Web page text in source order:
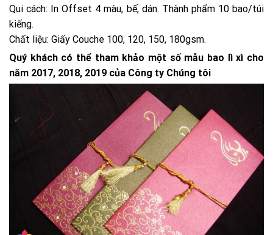
Qui cách: In Offset 4 màu, bế, dán. Thành phẩm 10 bao/túi
kiếng.
Chất liệu: Giấy Couche 100, 120, 150, 180gsm.
Quý khách có thể tham khảo một số mẫu bao lì xì cho
năm 2017, 2018, 2019 của Công ty Chúng tôi